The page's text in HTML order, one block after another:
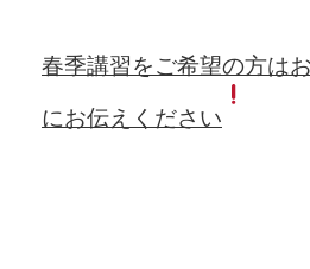
春季講習をご希望の方は
にお伝えください